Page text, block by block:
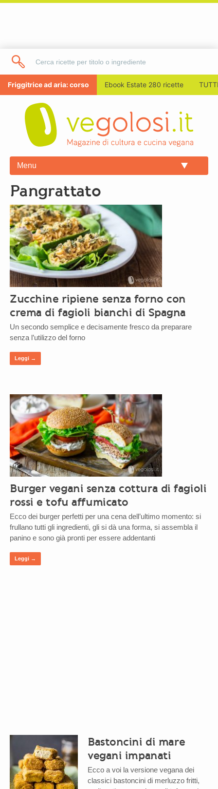
Friggitrice ad aria: corso Ebook Estate 280 ricette
Menu
pangrattato
Zucchine ripiene senza forno con
crema di fagioli bianchi di Spagna
Un secondo semplice e decisamente fresco da preparare
senza l’utilizzo del forno
Leggi →
Burger vegani senza cottura di fagioli
rossi e tofu affumicato
Ecco dei burger perfetti per una cena dell’ultimo momento: si
frullano tutti gli ingredienti, gli si dà una forma, si assembla il
panino e sono già pronti per essere addentanti
Leggi →
Bastoncini di mare
vegani impanati
Ecco a voi la versione vegana dei
classici bastoncini di merluzzo fritti,